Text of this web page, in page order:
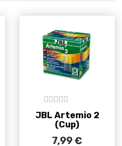
5out of 5
JBL Artemio 2
(Cup)
7,99€